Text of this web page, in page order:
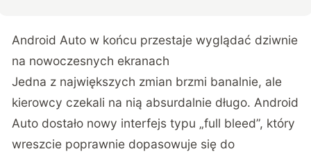
Android Auto w końcu przestaje wyglądać dziwnie
na nowoczesnych ekranach
Jedna z największych zmian brzmi banalnie, ale
kierowcy czekali na nią absurdalnie długo. Android
Auto dostało nowy interfejs typu „full bleed”, który
wreszcie poprawnie dopasowuje się do